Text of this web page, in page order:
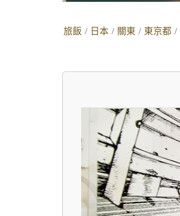
旅飯 / 日本 / 關東 / 東京都 /